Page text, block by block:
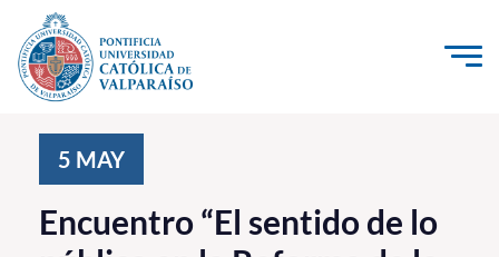
Click acá para ir directamente al contenido
Investigación, Creación e Innovación
PUCV Internacional
5 MAY
Encuentro “El sentido de lo